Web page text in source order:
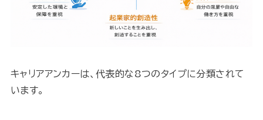
キャリアアンカーは、代表的な8つのタイプに分類されて
います。